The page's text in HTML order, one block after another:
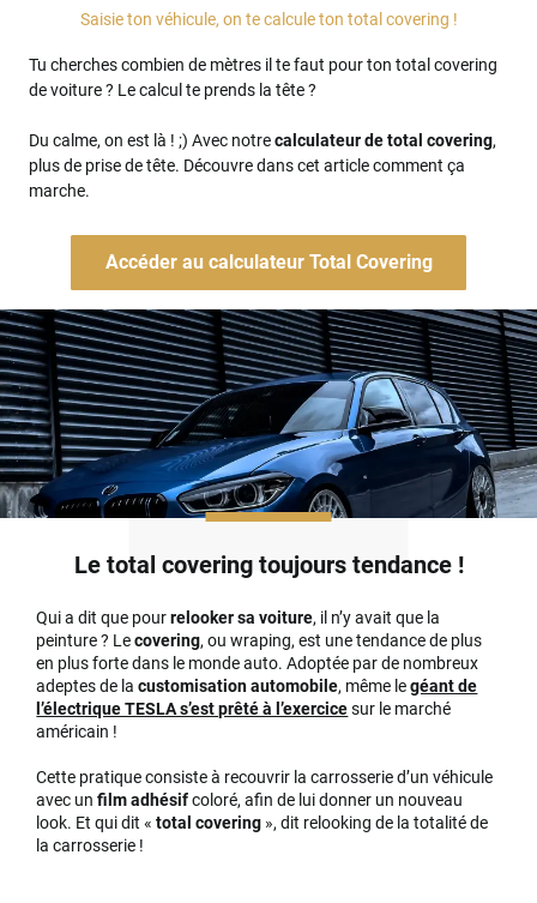
Saisie ton véhicule, on te calcule ton total covering !
Tu cherches combien de mètres il te faut pour ton total covering
de voiture ? Le calcul te prends la tête ?
Du calme, on est là ! ;) Avec notrecalculateur de total covering,
plus de prise de tête. Découvre dans cet article comment ça
marche.
Accéder au calculateur Total Covering
Le total covering toujours tendance !
Qui a dit que pourrelooker sa voiture, il n’y avait que la
peinture ? Lecovering, ou wraping, est une tendance de plus
en plus forte dans le monde auto. Adoptée par de nombreux
adeptes de lacustomisation automobile, même legéant de
l’électrique TESLA s’est prêté à l’exercicesur le marché
américain !
Cette pratique consiste à recouvrir la carrosserie d’un véhicule
avec unfilm adhésifcoloré, afin de lui donner un nouveau
look. Et qui dit «total covering », dit relooking de la totalité de
la carrosserie !